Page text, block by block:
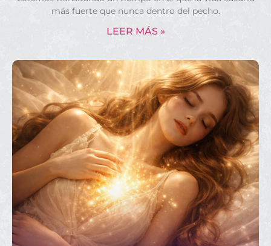
más fuerte que nunca dentro del pecho.
LEER MÁS »